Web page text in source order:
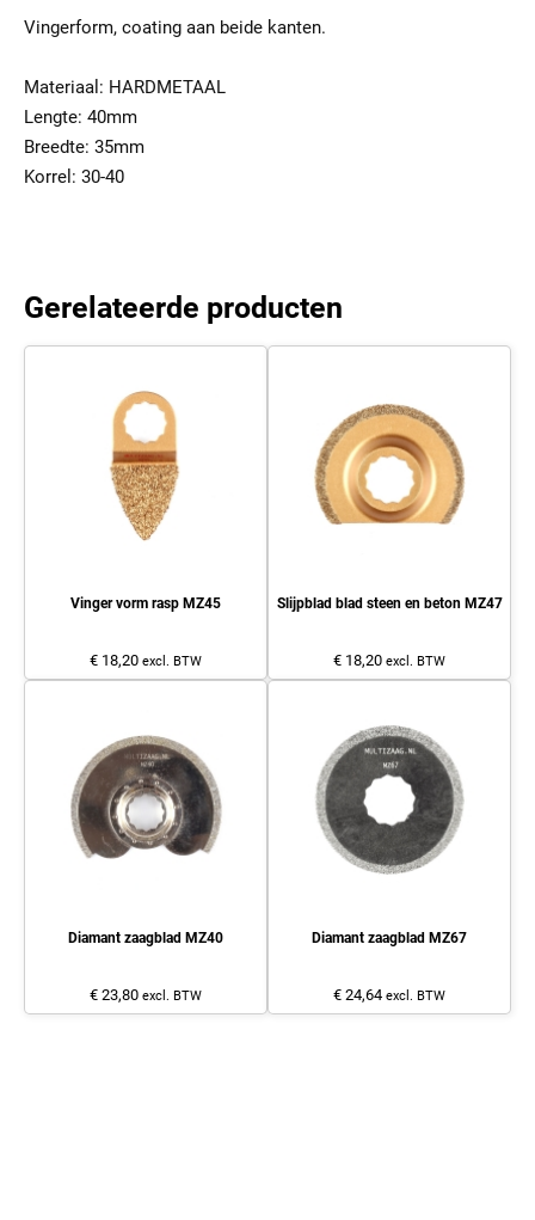
Vingerform, coating aan beide kanten.
Materiaal: HARDMETAAL
Lengte: 40mm
Breedte: 35mm
Korrel: 30-40
Gerelateerde producten
Vinger vorm rasp MZ45
€ 18,20 excl. BTW
Slijpblad blad steen en beton MZ47
€ 18,20 excl. BTW
Diamant zaagblad MZ40
€ 23,80 excl. BTW
Diamant zaagblad MZ67
€ 24,64 excl. BTW